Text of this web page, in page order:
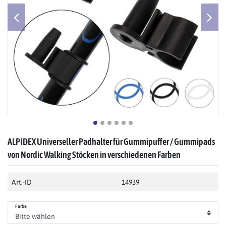
ALPIDEX Universeller Padhalter für Gummipuffer / Gummipads
von Nordic Walking Stöcken in verschiedenen Farben
Art.-ID 14939
Farbe